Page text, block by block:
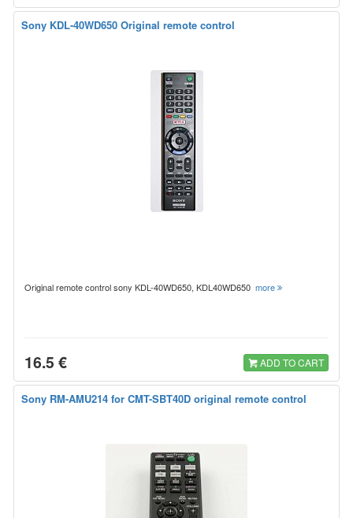
Sony KDL-40WD650 Original remote control
Original remote control sony KDL-40WD650, KDL40WD650 more
16.5 € ADD TO CART
Sony RM-AMU214 for CMT-SBT40D original remote control